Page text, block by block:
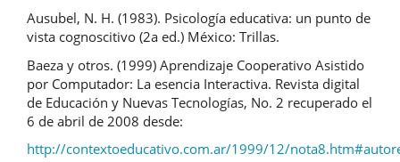
Ausubel, N. H. (1983). Psicología educativa: un punto de
vista cognoscitivo (2a ed.) México: Trillas.
Baeza y otros. (1999) Aprendizaje Cooperativo Asistido
por Computador: La esencia Interactiva. Revista digital
de Educación y Nuevas Tecnologías, No. 2 recuperado el
6 de abril de 2008 desde:
http://contextoeducativo.com.ar/1999/12/